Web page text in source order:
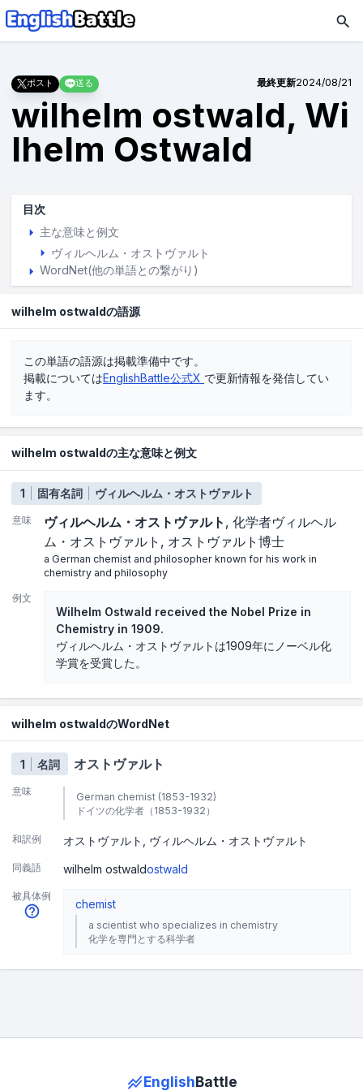
ポスト 送る 最終更新2024/08/21
wilhelm ostwald, Wi
lhelm Ostwald
目次
主な意味と例文
ヴィルヘルム・オストヴァルト
WordNet(他の単語との繋がり)
wilhelm ostwaldの語源
この単語の語源は掲載準備中です。
掲載についてはEnglishBattle公式X で更新情報を発信してい
ます。
wilhelm ostwaldの主な意味と例文
1 固有名詞 ヴィルヘルム・オストヴァルト
意味 ヴィルヘルム・オストヴァルト
化学者ヴィルヘル
ム・オストヴァルト
オストヴァルト博士
a German chemist and philosopher known for his work in
chemistry and philosophy
例文
Wilhelm Ostwald received the Nobel Prize in
Chemistry in 1909.
ヴィルヘルム・オストヴァルトは1909年にノーベル化
学賞を受賞した。
wilhelm ostwaldのWordNet
1 名詞 オストヴァルト
意味
German chemist (1853-1932)
ドイツの化学者（1853-1932）
和訳例 オストヴァルト ヴィルヘルム・オストヴァルト
同義語 wilhelm ostwaldostwald
被具体例
chemist
a scientist who specializes in chemistry
化学を専門とする科学者
EnglishBattle